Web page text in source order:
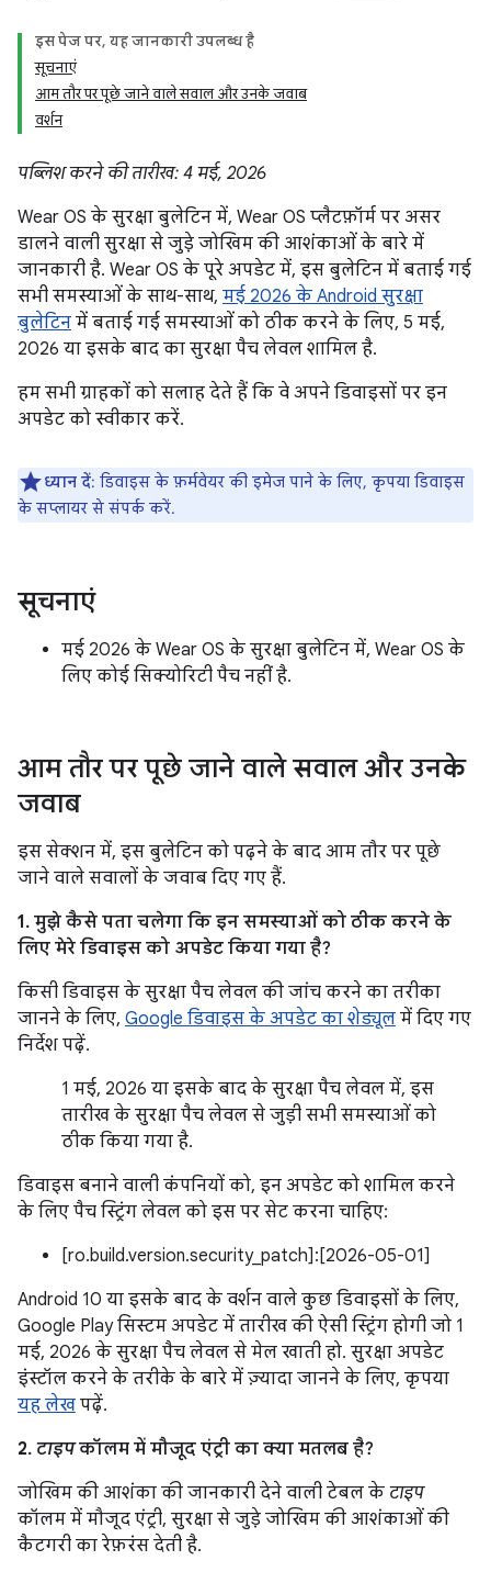
इस पेज पर, यह जानकारी उपलब्ध है
सूचनाएं
आम तौर पर पूछे जाने वाले सवाल और उनके जवाब
वर्शन
पब्लिश करने की तारीख: 4 मई, 2026
Wear OS के सुरक्षा बुलेटिन में, Wear OS प्लैटफ़ॉर्म पर असर
डालने वाली सुरक्षा से जुड़े जोखिम की आशंकाओं के बारे में
जानकारी है. Wear OS के पूरे अपडेट में, इस बुलेटिन में बताई गई
सभी समस्याओं के साथ-साथ, मई 2026 के Android सुरक्षा
बुलेटिन में बताई गई समस्याओं को ठीक करने के लिए, 5 मई,
2026 या इसके बाद का सुरक्षा पैच लेवल शामिल है.
हम सभी ग्राहकों को सलाह देते हैं कि वे अपने डिवाइसों पर इन
अपडेट को स्वीकार करें.
ध्यान दें: डिवाइस के फ़र्मवेयर की इमेज पाने के लिए, कृपया डिवाइस
के सप्लायर से संपर्क करें.
सूचनाएं
मई 2026 के Wear OS के सुरक्षा बुलेटिन में, Wear OS के
लिए कोई सिक्योरिटी पैच नहीं है.
आम तौर पर पूछे जाने वाले सवाल और उनके
जवाब
इस सेक्शन में, इस बुलेटिन को पढ़ने के बाद आम तौर पर पूछे
जाने वाले सवालों के जवाब दिए गए हैं.
1. मुझे कैसे पता चलेगा कि इन समस्याओं को ठीक करने के
लिए मेरे डिवाइस को अपडेट किया गया है?
किसी डिवाइस के सुरक्षा पैच लेवल की जांच करने का तरीका
जानने के लिए, Google डिवाइस के अपडेट का शेड्यूल में दिए गए
निर्देश पढ़ें.
1 मई, 2026 या इसके बाद के सुरक्षा पैच लेवल में, इस
तारीख के सुरक्षा पैच लेवल से जुड़ी सभी समस्याओं को
ठीक किया गया है.
डिवाइस बनाने वाली कंपनियों को, इन अपडेट को शामिल करने
के लिए पैच स्ट्रिंग लेवल को इस पर सेट करना चाहिए:
[ro.build.version.security_patch]:[2026-05-01]
Android 10 या इसके बाद के वर्शन वाले कुछ डिवाइसों के लिए,
Google Play सिस्टम अपडेट में तारीख की ऐसी स्ट्रिंग होगी जो 1
मई, 2026 के सुरक्षा पैच लेवल से मेल खाती हो. सुरक्षा अपडेट
इंस्टॉल करने के तरीके के बारे में ज़्यादा जानने के लिए, कृपया
यह लेख पढ़ें.
2. टाइपकॉलम में मौजूद एंट्री का क्या मतलब है?
जोखिम की आशंका की जानकारी देने वाली टेबल के टाइप
कॉलम में मौजूद एंट्री, सुरक्षा से जुड़े जोखिम की आशंकाओं की
कैटगरी का रेफ़रंस देती है.